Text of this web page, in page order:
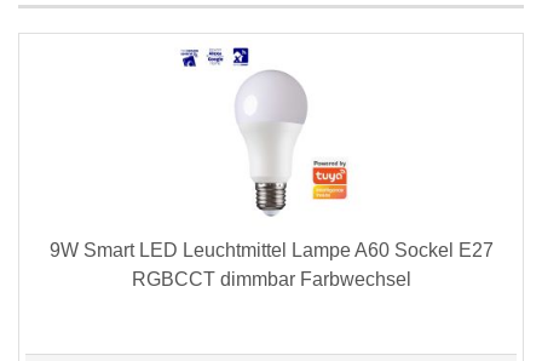
9W Smart LED Leuchtmittel Lampe A60 Sockel E27
RGBCCT dimmbar Farbwechsel